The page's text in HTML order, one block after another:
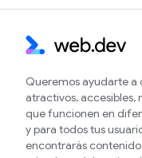
Queremos ayudarte a
atractivos, accesibles,
que funcionen en
y para todos tus
encontrarás